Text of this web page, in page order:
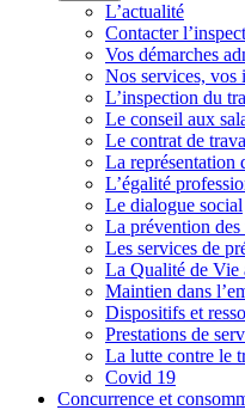
L’actualité
Contacter
Vos démarches
Nos services, vos
L’inspection du
Le conseil aux
Le contrat de
La représentation
L’égalité
Le dialogue social
La prévention des
Les services de
La Qualité de
Maintien dans
Dispositifs et
Prestations de
La lutte contre le
Covid 19
Concurrence et